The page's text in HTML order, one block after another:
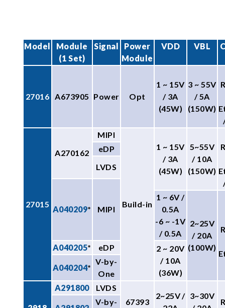
Model
Module
(1 Set)
Signal
Power
Module
VDD VBL
27016 A673905 Power Opt
1 ~ 15V
/ 3A
(45W)
3 ~ 55V
/ 5A
(150W)
27015
A270162
MIPI
Build-in
1 ~ 15V
/ 3A
(45W)
5~55V
/ 10A
(150W)
eDP
LVDS
A040209* MIPI
1 ~ 6V /
0.5A
-6 ~ -1V
/ 0.5A
2~25V
/ 20A
(100W)
A040205* eDP
2 ~ 20V
/ 10A
(36W)
A040204*
V-by-
One
A291800
LVDS
67393
2~25V / 3~30V
V-by-